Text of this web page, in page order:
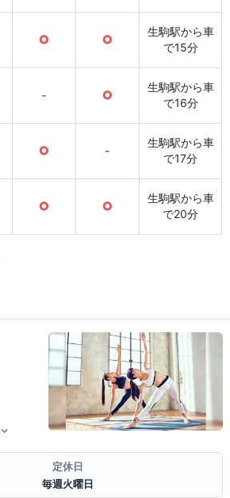
○ ○
生駒駅から車
で15分
- ○
生駒駅から車
で16分
○ -
生駒駅から車
で17分
○ ○
生駒駅から車
で20分
定休日
毎週火曜日